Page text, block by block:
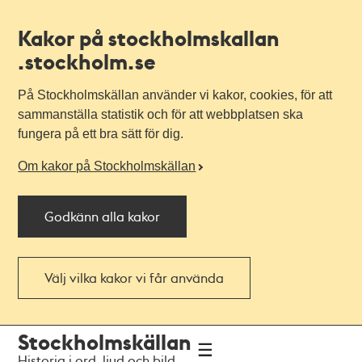
Kakor på stockholmskallan
.stockholm.se
På Stockholmskällan använder vi kakor, cookies, för att
sammanställa statistik och för att webbplatsen ska
fungera på ett bra sätt för dig.
Om kakor på Stockholmskällan
Godkänn alla kakor
Välj vilka kakor vi får använda
navigationen
huvudinnehållet
Stockholmskällan